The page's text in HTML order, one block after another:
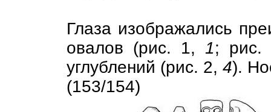
Глаза изображались
овалов (рис. 1, 1;
углублений (рис. 2, 4).
(153/154)